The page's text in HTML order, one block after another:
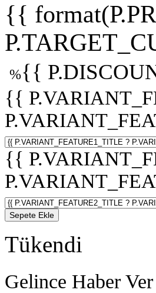
{{
%{{
{{
{{
Sepete Ekle
Tükendi
Gelince Haber Ver